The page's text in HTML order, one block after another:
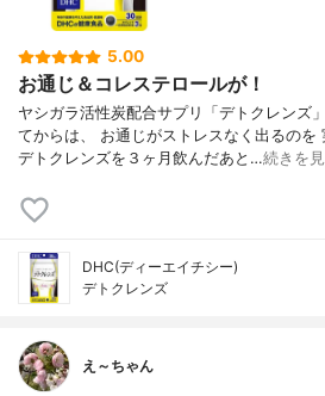
5.00
お通じ＆コレステロールが！
ヤシガラ活性炭配合サプリ「デトクレンズ
てからは、 お通じがストレスなく出るの
デトクレンズを３ヶ月飲んだあと…続きを
DHC(ディーエイチシー)
デトクレンズ
え～ちゃん